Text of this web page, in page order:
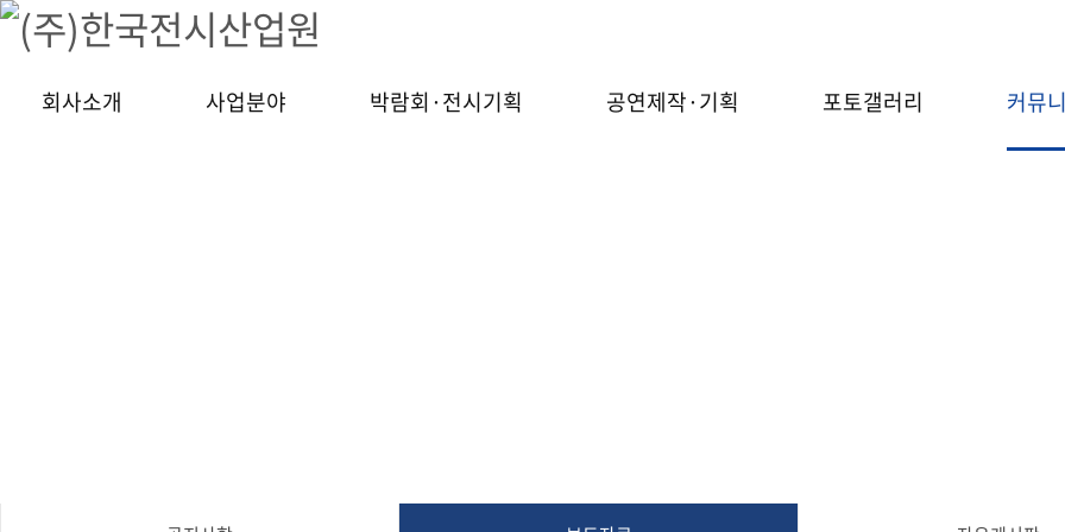
(주)한국전시산업원
(주)한국전시산업원, 박람회, 전시, 해외박람회 대행, 공연기획, 문화예술
회사소개 사업분야 박람회·전시기획 공연제작·기획 포토갤러리 커뮤